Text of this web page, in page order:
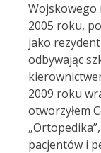
Wojskowego
2005 roku,
jako
odbywając
2009 roku
otworzyłem
pacjentów i